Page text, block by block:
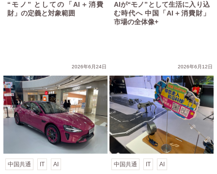
“モノ” としての「AI＋消費
財」の定義と対象範囲
AIが“モノ”として生活に入り込
む時代へ 中国「AI＋消費財」
市場の全体像+
2026年6月24日
中国共通 IT AI
2026年6月12日
中国共通 IT AI